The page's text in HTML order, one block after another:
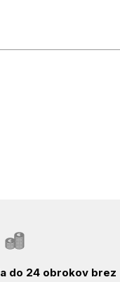
do 24 obrokov brez